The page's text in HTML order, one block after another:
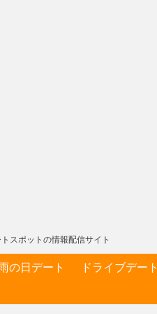
スポットの情報配信サイト
の日デート ドライブデート